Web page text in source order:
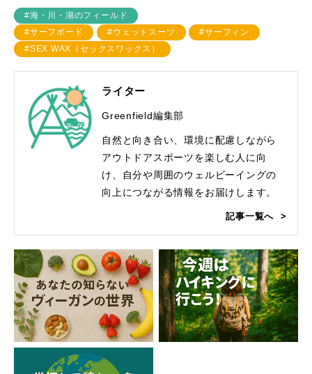
#海・川・湖のフィールド
#サーフボード
#ウェットスーツ
#サーフィン
#SEX WAX（セックスワックス）
ライター
Greenfield編集部
自然と向き合い、環境に配慮しながら
アウトドアスポーツを楽しむ人に向
け、自分や周囲のウェルビーイングの
向上につながる情報をお届けします。
記事一覧へ